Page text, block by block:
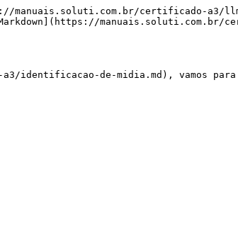
certificado-a3/
manuais.soluti.com.br/
de-midia.md), vamos para